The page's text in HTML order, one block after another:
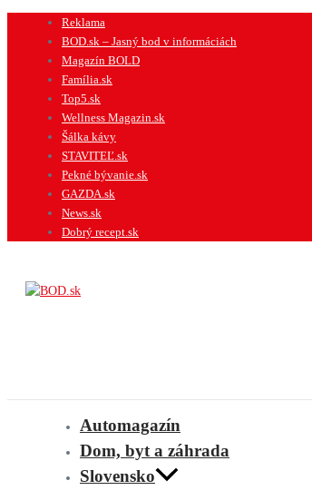
Preskočiť
Reklama
BOD.sk – Jasný bod v informáciách
Magazín BOLD
Família.sk
Top5.sk
Wellness Magazin.sk
Šálka kávy
STAVITEĽ.sk
Pekné bývanie.sk
GAZDA.sk
News.sk
Dobrý recept.sk
Automagazín
Dom, byt a záhrada
Slovensko